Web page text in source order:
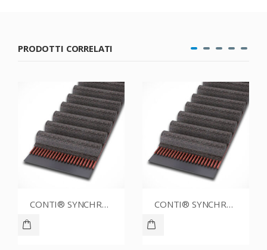
PRODOTTI CORRELATI
CONTI® SYNCHROBELT 54XL025 CONTI® SYNCHROBELT 70XL CUSTOM